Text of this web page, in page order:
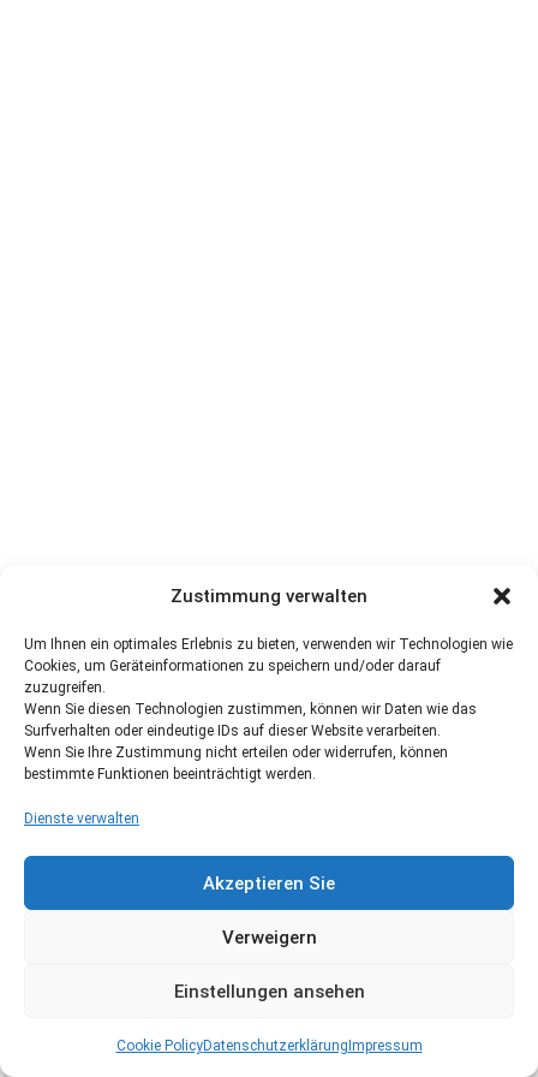
Zustimmung verwalten
Um Ihnen ein optimales Erlebnis zu bieten, verwenden wir Technologien wie
Cookies, um Geräteinformationen zu speichern und/oder darauf
zuzugreifen.
Wenn Sie diesen Technologien zustimmen, können wir Daten wie das
Surfverhalten oder eindeutige IDs auf dieser Website verarbeiten.
Wenn Sie Ihre Zustimmung nicht erteilen oder widerrufen, können
bestimmte Funktionen beeinträchtigt werden.
Dienste verwalten
Akzeptieren Sie
Verweigern
Einstellungen ansehen
Cookie PolicyDatenschutzerklärung Impressum